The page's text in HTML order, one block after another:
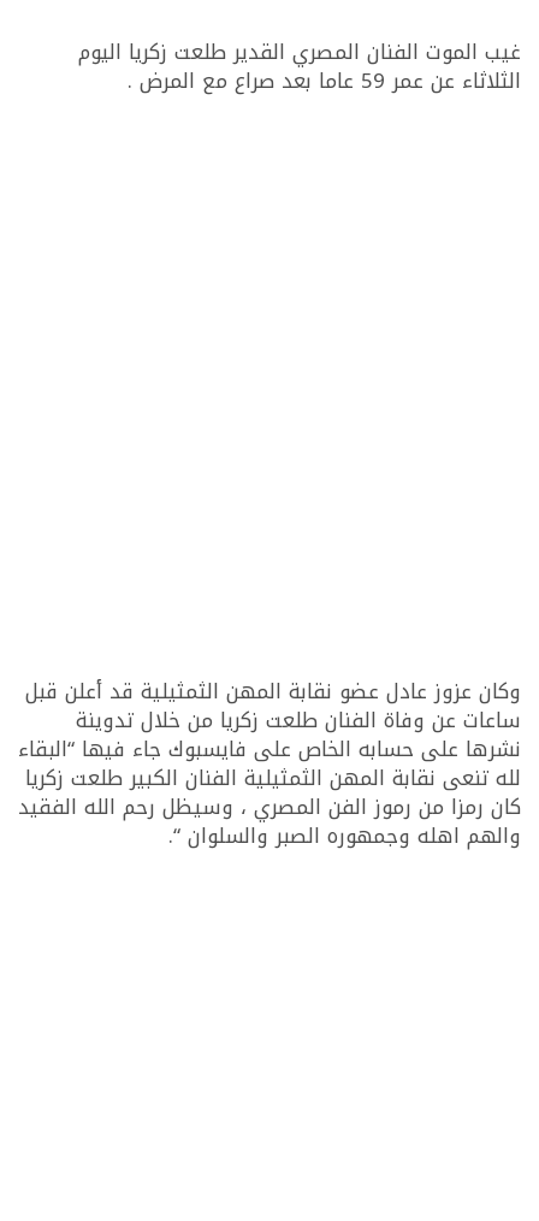
غيب الموت الفنان المصري القدير طلعت زكريا اليوم
الثلاثاء عن عمر 59 عاما بعد صراع مع المرض .
وكان عزوز عادل عضو نقابة المهن الثمثيلية قد أعلن قبل
ساعات عن وفاة الفنان طلعت زكريا من خلال تدوينة
نشرها على حسابه الخاص على فايسبوك جاء فيها “البقاء
لله تنعى نقابة المهن الثمثيلية الفنان الكبير طلعت زكريا
كان رمزا من رموز الفن المصري ، وسيظل رحم الله الفقيد
والهم اهله وجمهوره الصبر والسلوان “.